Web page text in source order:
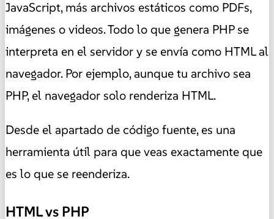
JavaScript, más archivos estáticos como PDFs,
imágenes o videos. Todo lo que genera PHP se
interpreta en el servidor y se envía como HTML al
navegador. Por ejemplo, aunque tu archivo sea
PHP, el navegador solo renderiza HTML.
Desde el apartado de código fuente, es una
herramienta útil para que veas exactamente que
es lo que se reenderiza.
HTML vs PHP